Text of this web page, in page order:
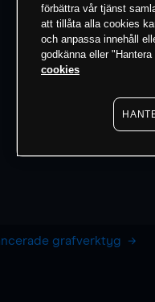
grafverktyg
förbättra vår tjänst
att tillåta alla cookies
och anpassa innehåll
godkänna eller
cookies